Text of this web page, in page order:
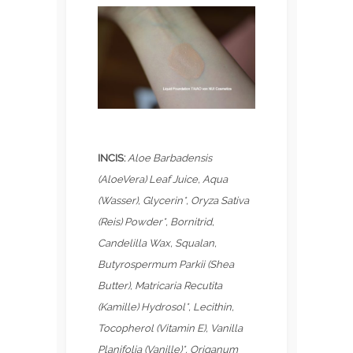
INCIS: Aloe Barbadensis
(AloeVera) Leaf Juice, Aqua
(Wasser), Glycerin*, Oryza Sativa
(Reis) Powder*, Bornitrid,
Candelilla Wax, Squalan,
Butyrospermum Parkii (Shea
Butter), Matricaria Recutita
(Kamille) Hydrosol*, Lecithin,
Tocopherol (Vitamin E), Vanilla
Planifolia (Vanille)*, Origanum